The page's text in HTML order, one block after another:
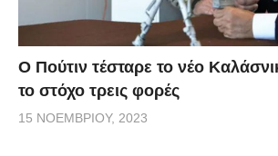
Ο Πούτιν τέσταρε το νέο
το στόχο τρεις φορές
15 ΝΟΕΜΒΡΊΟΥ, 2023